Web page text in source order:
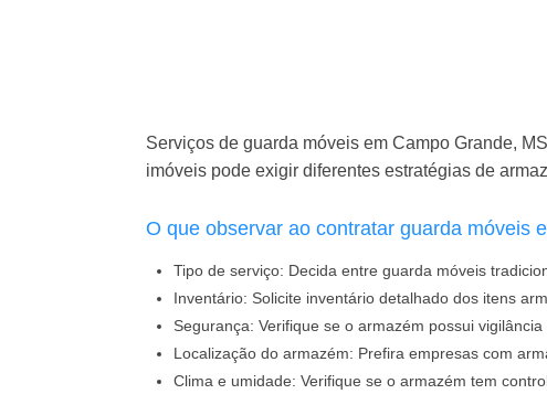
Serviços de guarda móveis em Campo Grande,
imóveis pode exigir diferentes estratégias de
O que observar ao contratar guarda móveis
Tipo de serviço: Decida entre guarda móveis
Inventário: Solicite inventário detalhado dos itens
Segurança: Verifique se o armazém possui
Localização do armazém: Prefira empresas com
Clima e umidade: Verifique se o armazém tem